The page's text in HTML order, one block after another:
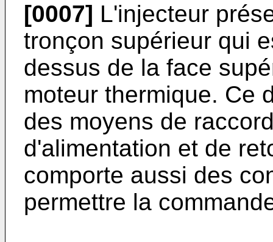
[0007] L'injecteur
tronçon supérieur qui
dessus de la face
moteur thermique. Ce
des moyens de
d'alimentation et de
comporte aussi des
permettre la